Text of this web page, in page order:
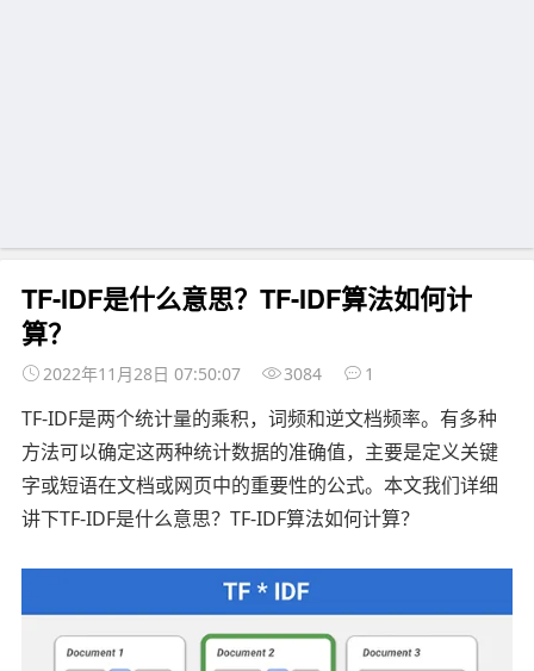
TF-IDF是什么意思？TF-IDF算法如何计
算？
2022年11月28日 07:50:07 3084 1
TF-IDF是两个统计量的乘积，词频和逆文档频率。有多种
方法可以确定这两种统计数据的准确值，主要是定义关键
字或短语在文档或网页中的重要性的公式。本文我们详细
讲下TF-IDF是什么意思？TF-IDF算法如何计算？